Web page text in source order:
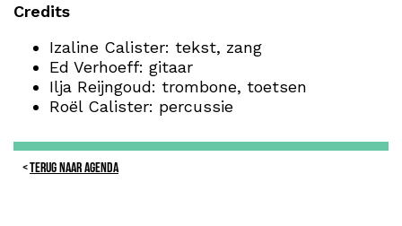
Credits
Izaline Calister: tekst, zang
Ed Verhoeff: gitaar
Ilja Reijngoud: trombone, toetsen
Roël Calister: percussie
TERUG NAAR AGENDA